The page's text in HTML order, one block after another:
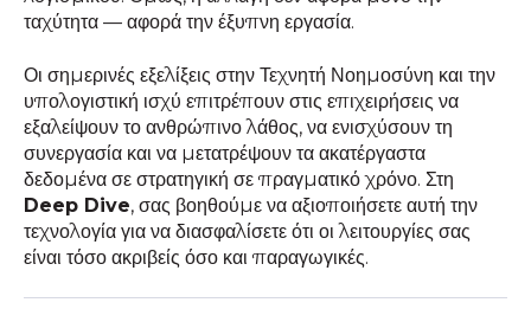
ταχύτητα — αφορά την έξυπνη εργασία.
Οι σημερινές εξελίξεις στην Τεχνητή Νοημοσύνη και την
υπολογιστική ισχύ επιτρέπουν στις επιχειρήσεις να
εξαλείψουν το ανθρώπινο λάθος, να ενισχύσουν τη
συνεργασία και να μετατρέψουν τα ακατέργαστα
δεδομένα σε στρατηγική σε πραγματικό χρόνο. Στη
Deep Dive, σας βοηθούμε να αξιοποιήσετε αυτή την
τεχνολογία για να διασφαλίσετε ότι οι λειτουργίες σας
είναι τόσο ακριβείς όσο και παραγωγικές.